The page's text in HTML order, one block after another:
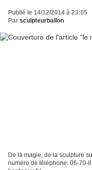
Publié le 14/12/2014 à 23:05
Par sculpteurballon
De la magie, de la sculpture
numéro de téléphone: 06-70-